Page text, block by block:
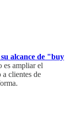
alcance de "buy
es ampliar el
a clientes de